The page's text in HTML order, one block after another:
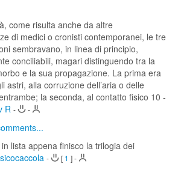
come risulta anche da altre
di medici o cronisti contemporanei, le tre
sembravano, in linea di principio,
conciliabili, magari distinguendo tra la
e la sua propagazione. La prima era
astri, alla corruzione dell’aria o delle
la seconda, al contatto fisico 10 -
R - -
lista appena finisco la trilogia dei
- [ 1 ]-